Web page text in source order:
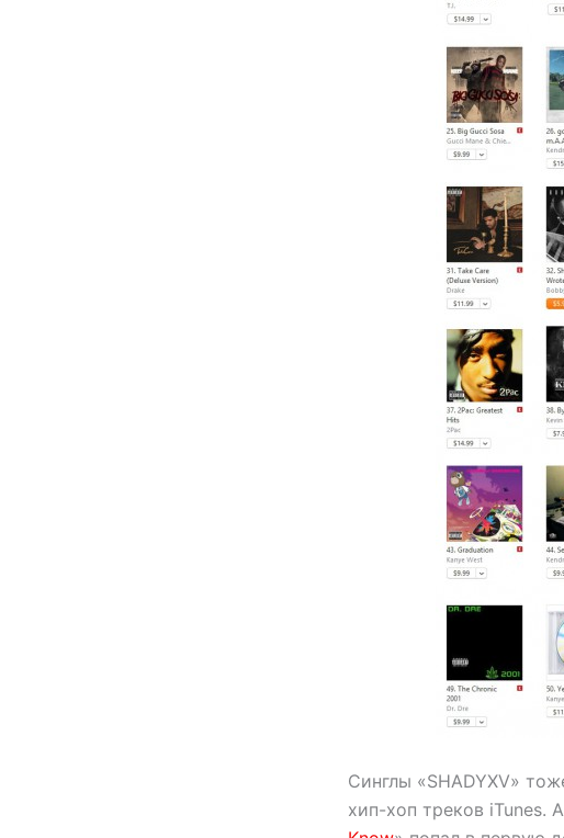
Синглы «SHADYXV»
хип-хоп треков iTunes.